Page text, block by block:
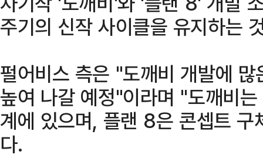
주기의 신작 사이클을 유지하는
펄어비스 측은 "도깨비 개발에
높여 나갈 예정"이라며 "도깨비
계에 있으며, 플랜 8은 콘셉트
다.